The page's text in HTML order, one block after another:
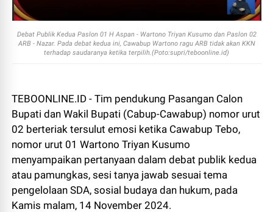
Debat Publik Kedua Paslon 01 H Aspan - Wartono Triyan Kusumo dan Paslon 02
ARB - Nazar. Pada debat kedua ini, Cawabup Wartono ragu ARB tidak akan KKN
terhadap saudaranya ketika terpilih.(Poto:supri/teboonline.id)
TEBOONLINE.ID - Tim pendukung Pasangan Calon
Bupati dan Wakil Bupati (Cabup-Cawabup) nomor urut
02 berteriak tersulut emosi ketika Cawabup Tebo,
nomor urut 01 Wartono Triyan Kusumo
menyampaikan pertanyaan dalam debat publik kedua
atau pamungkas, sesi tanya jawab sesuai tema
pengelolaan SDA, sosial budaya dan hukum, pada
Kamis malam, 14 November 2024.